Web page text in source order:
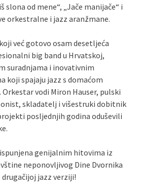
slona od mene“, „Jače manijače“ i
orkestralne i jazz aranžmane.
već gotovo osam desetljeća
big band u Hrvatskoj,
suradnjama i inovativnim
koji spajaju jazz s domaćom
vodi Miron Hauser, pulski
skladatelj i višestruki dobitnik
posljednjih godina oduševili
genijalnim hitovima iz
neponovljivog Dine Dvornika
jazz verziji!